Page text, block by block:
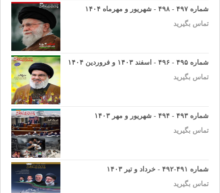
شماره ۴۹۷ - ۴۹۸ - شهریور و مهرماه ۱۴۰۴
تماس بگیرید
شماره ۴۹۵ - ۴۹۶ - اسفند ۱۴۰۳ و فروردین ۱۴۰۴
تماس بگیرید
شماره ۴۹۳ - ۴۹۴ - شهریور و مهر ۱۴۰۳
تماس بگیرید
شماره ۴۹۱-۴۹۲ - خرداد و تیر ۱۴۰۳
تماس بگیرید